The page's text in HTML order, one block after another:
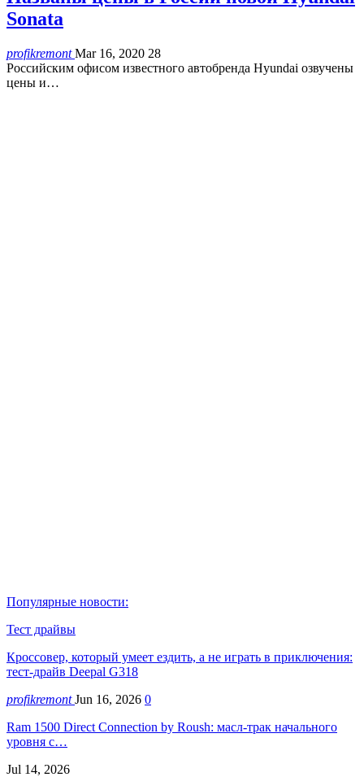
Sonata
profikremontMar 16, 2020 28
Российским офисом известного автобренда Hyundai озвучены
цены и…
Популярные новости:
Тест драйвы
Кроссовер, который умеет ездить, а не играть в приключения:
тест-драйв Deepal G318
profikremontJun 16, 2026 0
Ram 1500 Direct Connection by Roush: масл-трак начального
уровня с…
Jul 14, 2026